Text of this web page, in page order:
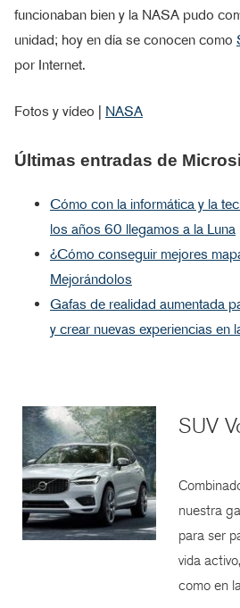
funcionaban bien y la NASA pudo
unidad; hoy en día se conocen como
por Internet.
Fotos y vídeo | NASA
Últimas entradas de
Cómo con la informática y la
los años 60 llegamos a la Luna
¿Cómo conseguir mejores
Mejorándolos
Gafas de realidad aumentada
y crear nuevas experiencias en
SUV
nuestra
para ser
vida
como en